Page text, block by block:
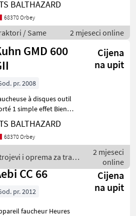
POMPE A HUILE
FREINS REMPLACÉS :
PISTONS etc...
COMPLETE ET
BALTHAZARD
68370 Orbey
/ Same 2 mjeseci online
GMD 600
Cijena
na upit
pr. 2008
à disques outil
1 simple effet Bien
Strojevi i
za travu i baliranje
(roto kosilice)
BALTHAZARD
68370 Orbey
i oprema za travu
/ Kuhn
2 mjeseci
online
CC 66
Cijena
na upit
pr. 2012
faucheur Heures